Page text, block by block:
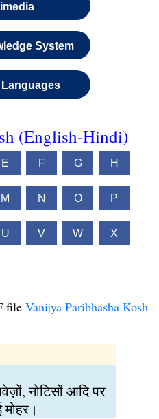
System
(English-Hindi)
E F G H
M N O P
U V W X
file Vanijya Paribhasha Kosh
नोटिसों आदि पर